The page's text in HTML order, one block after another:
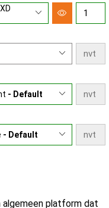
- Default
- Default
algemeen platform dat